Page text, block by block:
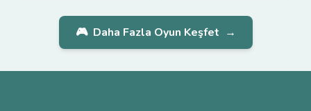
🎮 Daha Fazla Oyun Keşfet →